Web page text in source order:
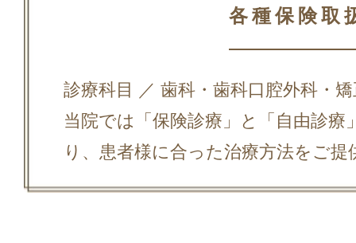
各種保険取
診療科目 ／ 歯科・歯科口腔外科・
当院では「保険診療」と「自由診
り、患者様に合った治療方法をご